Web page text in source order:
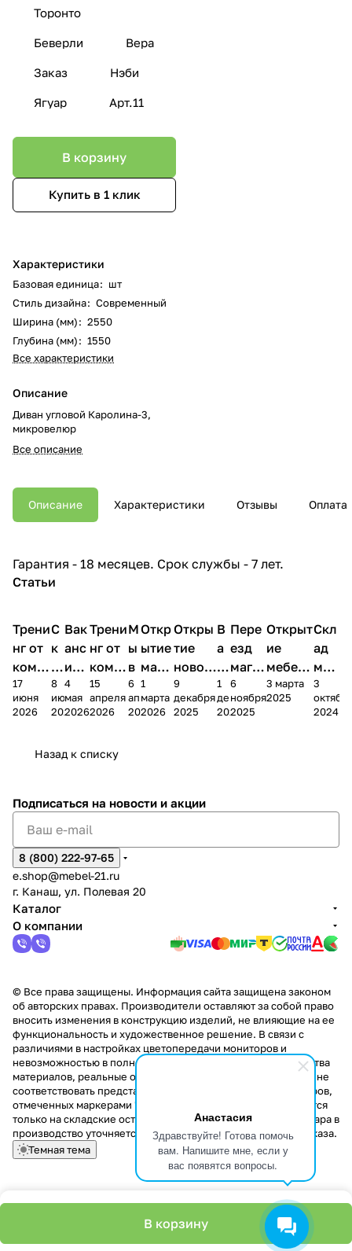
Анастасия
Здравствуйте! Готова помочь
вам. Напишите мне, если у
вас появятся вопросы.
Торонто
Беверли Вера
Заказ Нэби
Ягуар Арт.11
В корзину
Купить в 1 клик
Характеристики
Базовая единица: шт
Стиль дизайна: Современный
Ширина (мм): 2550
Глубина (мм): 1550
Все характеристики
Описание
Диван угловой Каролина-3,
микровелюр
Все описание
Описание Характеристики Отзывы Оплата
Гарантия - 18 месяцев. Срок службы - 7 лет.
Статьи
Трени
нг от
комп
ании
Мело
17
июня
2026
С
к
и
д
к
2
8
июня
2026
Вак
анс
ия в
Чеб
окс
4
мая
2026
Трени
нг от
комп
ании
Мело
15
апреля
2026
М
ы
в
М
А
6
апреля
2026
Откр
ытие
мага
зина
в
1
марта
2026
Откры
тие
новог
о
магаз
9
декабря
2025
В
а
к
а
н
1
декабря
2025
Пере
езд
магаз
ина в
г.
6
ноября
2025
Открыт
ие
мебель
ного
салона
3 марта
2025
Скл
ад
меб
ели
пер
3
2024
Назад к списку
В корзину
Подписаться на новости и акции
8 (800) 222-97-65
e.shop@mebel-21.ru
г. Канаш, ул. Полевая 20
Каталог
О компании
© Все права защищены. Информация сайта защищена законом
об авторских правах. Производители оставляют за собой право
вносить изменения в конструкцию изделий, не влияющие на ее
функциональность и художественное решение. В связи с
различиями в настройках цветопередачи мониторов и
невозможностью в полной мере передать некоторые свойства
материалов, реальные оттенки и текстуры продукции могут не
соответствовать представленным на сайте. Стоимость товаров,
отмеченных маркерами "Скидка!" и "Акция!" распространяется
только на складские остатки. Стоимость заказа данного товара в
производство уточняется у менеджера при оформлении заказа.
Темная тема